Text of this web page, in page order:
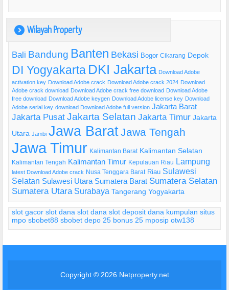
) Wilayah Property
Bali Bandung Banten Bekasi Bogor Cikarang Depok
DI Yogyakarta DKI Jakarta Download Adobe
activation key Download Adobe crack Download Adobe crack 2024 Download
Adobe crack download Download Adobe crack free download Download Adobe
free download Download Adobe keygen Download Adobe license key Download
Adobe serial key download Download Adobe full version Jakarta Barat
Jakarta Pusat Jakarta Selatan Jakarta Timur Jakarta
Utara Jambi Jawa BaratJawa Tengah
Jawa Timur Kalimantan Barat Kalimantan Selatan
Kalimantan Tengah Kalimantan Timur Kepulauan Riau Lampung
latest Download Adobe crack Nusa Tenggara Barat Riau Sulawesi
Selatan Sulawesi Utara Sumatera Barat Sumatera Selatan
Sumatera Utara Surabaya Tangerang Yogyakarta
slot gacor slot dana slot dana slot deposit dana kumpulan situs
mpo sbobet88 sbobet depo 25 bonus 25 mposip otw138
Copyright © 2026 Netproperty.net